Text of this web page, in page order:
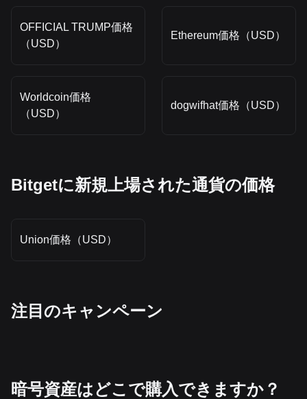
OFFICIAL TRUMP価格
（USD）
Ethereum価格（USD）
Worldcoin価格
（USD）
dogwifhat価格（USD）
Bitgetに新規上場された通貨の価格
Union価格（USD）
‌注目のキャンペーン
暗号資産はどこで購入できますか？